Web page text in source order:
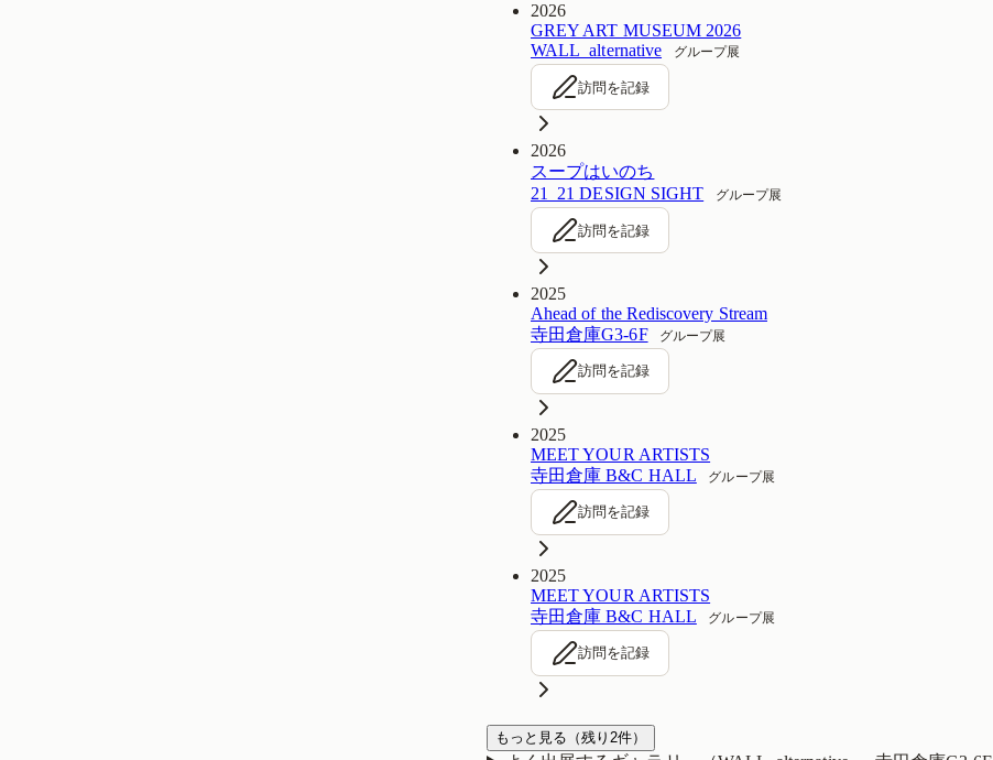
2026
GREY ART MUSEUM 2026
WALL_alternative
グループ展
訪問を記録
2026
スープはいのち
21_21 DESIGN SIGHT
グループ展
訪問を記録
2025
Ahead of the Rediscovery Stream
寺田倉庫G3-6F
グループ展
訪問を記録
2025
MEET YOUR ARTISTS
寺田倉庫 B&C HALL
グループ展
訪問を記録
2025
MEET YOUR ARTISTS
寺田倉庫 B&C HALL
グループ展
訪問を記録
もっと見る （残り 2件）